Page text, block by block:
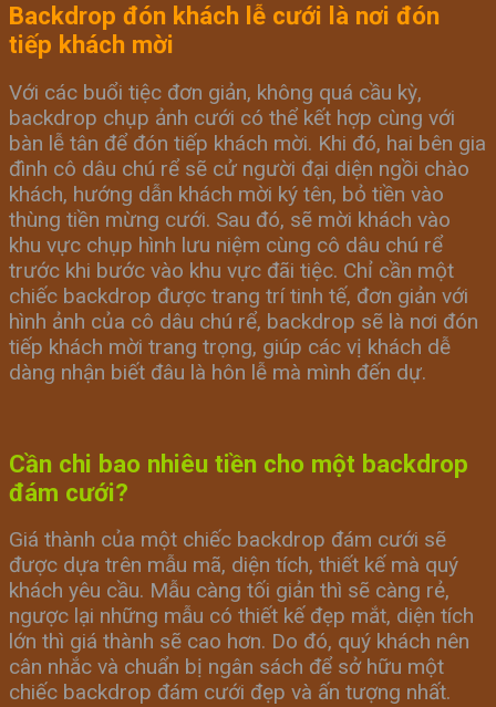
Backdrop đón khách lễ cưới là nơi đón
tiếp khách mời
Với các buổi tiệc đơn giản, không quá cầu kỳ,
backdrop chụp ảnh cưới có thể kết hợp cùng với
bàn lễ tân để đón tiếp khách mời. Khi đó, hai bên gia
đình cô dâu chú rể sẽ cử người đại diện ngồi chào
khách, hướng dẫn khách mời ký tên, bỏ tiền vào
thùng tiền mừng cưới. Sau đó, sẽ mời khách vào
khu vực chụp hình lưu niệm cùng cô dâu chú rể
trước khi bước vào khu vực đãi tiệc. Chỉ cần một
chiếc backdrop được trang trí tinh tế, đơn giản với
hình ảnh của cô dâu chú rể, backdrop sẽ là nơi đón
tiếp khách mời trang trọng, giúp các vị khách dễ
dàng nhận biết đâu là hôn lễ mà mình đến dự.
Cần chi bao nhiêu tiền cho một backdrop
đám cưới?
Giá thành của một chiếc backdrop đám cưới sẽ
được dựa trên mẫu mã, diện tích, thiết kế mà quý
khách yêu cầu. Mẫu càng tối giản thì sẽ càng rẻ,
ngược lại những mẫu có thiết kế đẹp mắt, diện tích
lớn thì giá thành sẽ cao hơn. Do đó, quý khách nên
cân nhắc và chuẩn bị ngân sách để sở hữu một
chiếc backdrop đám cưới đẹp và ấn tượng nhất.